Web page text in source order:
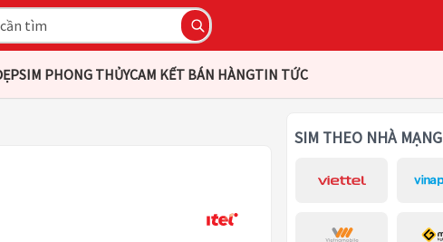
SIM PHONG THỦYCAM KẾT BÁN HÀNGTIN TỨC
SIM THEO NHÀ MẠNG